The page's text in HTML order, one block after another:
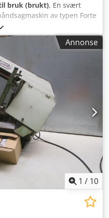
bruk (brukt), En svært
av typen Forte
320 mm, maks.
mm, sagbladets
mm/0,9 mm,
materialfremføring: 400
mm. Maskinens
1500 mm/1250 mm, vekt:
Maskinen er brukt i et
Inkluderer fem sagbånd.
er mulig å avtale en
Ag Tock
Annonse
1 / 10